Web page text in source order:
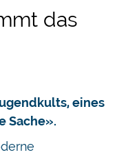
das
eines
Sache».